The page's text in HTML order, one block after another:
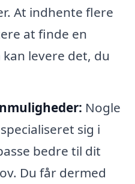
At indhente flere
at finde en
levere det, du
Nogle
sig i
bedre til dit
Du får dermed